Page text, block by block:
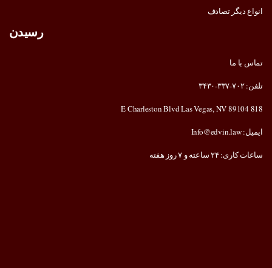
انواع دیگر تصادف
رسیدن
تماس با ما
تلفن: ۷۰۲-۳۳۷-۳۴۳۰
818 E Charleston Blvd Las Vegas, NV 89104
ایمیل: Info@edvin.law
ساعات کاری: ۲۴ ساعته و ۷ روز هفته